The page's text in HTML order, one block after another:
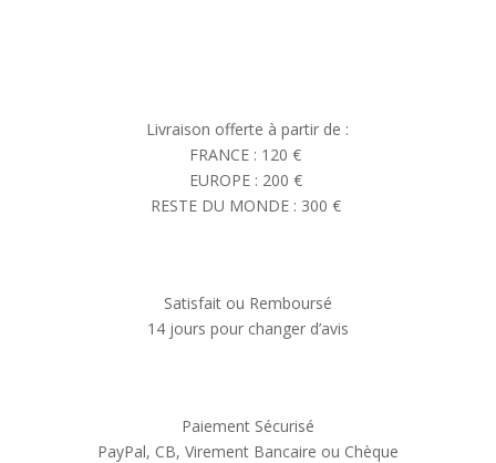
Livraison offerte à partir de :
FRANCE : 120 €
EUROPE : 200 €
RESTE DU MONDE : 300 €
Satisfait ou Remboursé
14 jours pour changer d’avis
Paiement Sécurisé
PayPal, CB, Virement Bancaire ou Chèque